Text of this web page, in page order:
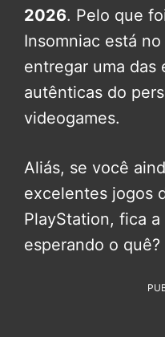
2026. Pelo que
Insomniac está
entregar uma das
autênticas do
videogames.
Aliás, se você
excelentes jogos
PlayStation, fica
esperando o quê?